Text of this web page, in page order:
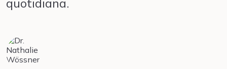
quotidiana.